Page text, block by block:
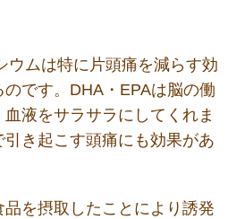
ウムは特に片頭痛を減らす効
です。DHA・EPAは脳の働
液をサラサラにしてくれま
き起こす頭痛にも効果があ
品を摂取したことにより誘発